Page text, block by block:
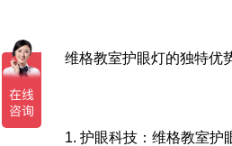
维格教室护眼灯的独特优
1. 护眼科技： 维格教室护